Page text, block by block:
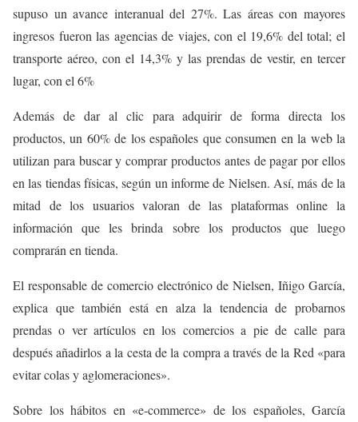
supuso un avance interanual del 27%. Las áreas con mayores
ingresos fueron las agencias de viajes, con el 19,6% del total; el
transporte aéreo, con el 14,3% y las prendas de vestir, en tercer
lugar, con el 6%
Además de dar al clic para adquirir de forma directa los
productos, un 60% de los españoles que consumen en la web la
utilizan para buscar y comprar productos antes de pagar por ellos
en las tiendas físicas, según un informe de Nielsen. Así, más de la
mitad de los usuarios valoran de las plataformas online la
información que les brinda sobre los productos que luego
comprarán en tienda.
El responsable de comercio electrónico de Nielsen, Iñigo García,
explica que también está en alza la tendencia de probarnos
prendas o ver artículos en los comercios a pie de calle para
después añadirlos a la cesta de la compra a través de la Red «para
evitar colas y aglomeraciones».
Sobre los hábitos en «e-commerce» de los españoles, García